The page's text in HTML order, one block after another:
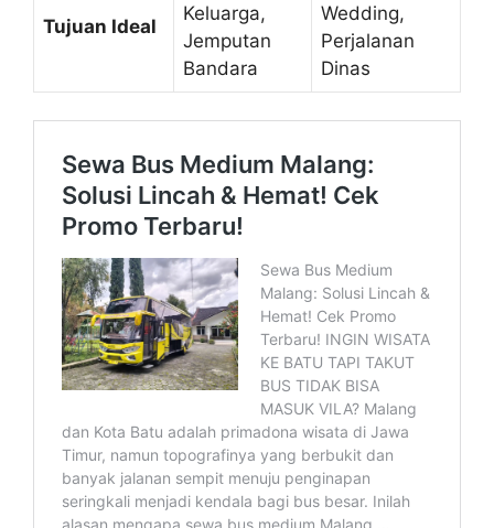
Tujuan Ideal
Keluarga,
Jemputan
Bandara
Wedding,
Perjalanan
Dinas